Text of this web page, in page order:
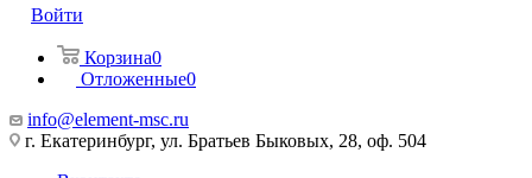
Войти
Корзина0
Отложенные0
info@element-msc.ru
г. Екатеринбург, ул. Братьев Быковых, 28, оф. 504